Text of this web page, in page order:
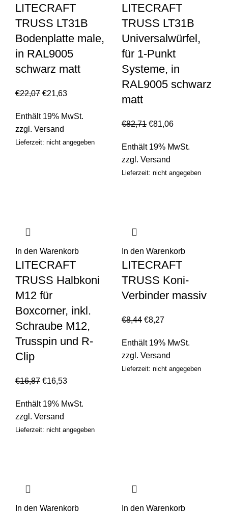
LITECRAFT
TRUSS LT31B
Bodenplatte male,
in RAL9005
schwarz matt
€22,07 €21,63
Enthält 19% MwSt.
zzgl. Versand
Lieferzeit: nicht angegeben
LITECRAFT
TRUSS LT31B
Universalwürfel,
für 1-Punkt
Systeme, in
RAL9005 schwarz
matt
€82,71 €81,06
Enthält 19% MwSt.
zzgl. Versand
Lieferzeit: nicht angegeben
In den Warenkorb
LITECRAFT
TRUSS Halbkoni
M12 für
Boxcorner, inkl.
Schraube M12,
Trusspin und R-
Clip
€16,87 €16,53
Enthält 19% MwSt.
zzgl. Versand
Lieferzeit: nicht angegeben
In den Warenkorb
LITECRAFT
TRUSS Koni-
Verbinder massiv
€8,44 €8,27
Enthält 19% MwSt.
zzgl. Versand
Lieferzeit: nicht angegeben
In den Warenkorb In den Warenkorb